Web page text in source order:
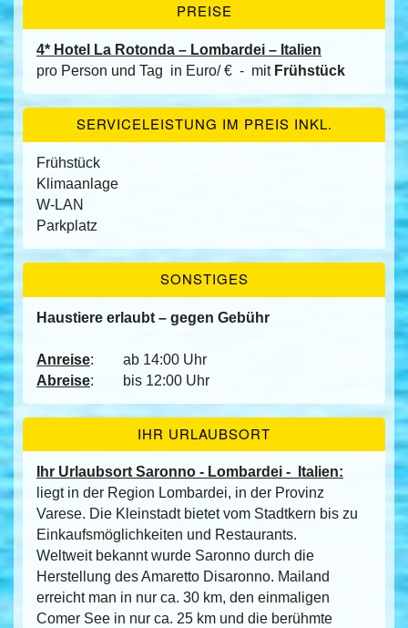
PREISE
4* Hotel La Rotonda – Lombardei – Italien
pro Person und Tag in Euro/ € - mit Frühstück
SERVICELEISTUNG IM PREIS INKL.
Frühstück
Klimaanlage
W-LAN
Parkplatz
SONSTIGES
Haustiere erlaubt – gegen Gebühr
Anreise: ab 14:00 Uhr
Abreise: bis 12:00 Uhr
IHR URLAUBSORT
Ihr Urlaubsort Saronno - Lombardei - Italien:
liegt in der Region Lombardei, in der Provinz
Varese. Die Kleinstadt bietet vom Stadtkern bis zu
Einkaufsmöglichkeiten und Restaurants.
Weltweit bekannt wurde Saronno durch die
Herstellung des Amaretto Disaronno. Mailand
erreicht man in nur ca. 30 km, den einmaligen
Comer See in nur ca. 25 km und die berühmte